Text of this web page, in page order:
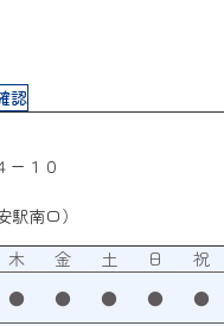
認
ー１０
駅南口）
木 金 土 日 祝
● ● ● ● ●